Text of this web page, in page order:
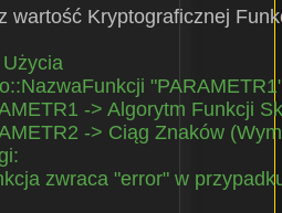
wartość Kryptograficznej
-> Algorytm Funkcji
-> Ciąg Znaków
zwraca "error" w